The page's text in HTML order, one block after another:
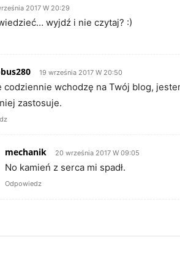
2017 W 20:29
wyjdź i nie czytaj? :)
19 września 2017 W 20:50
codziennie wchodzę na Twój blog,
zastosuje.
mechanik 20 września 2017 W 09:05
No kamień z serca mi spadł.
Odpowiedz